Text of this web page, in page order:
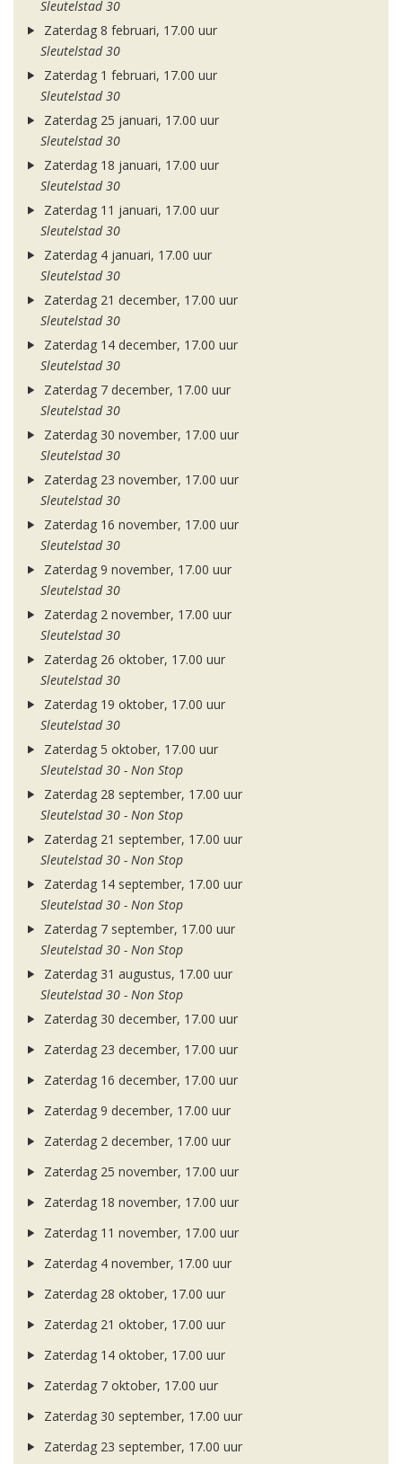
Sleutelstad 30
Zaterdag 8 februari, 17.00 uur
Sleutelstad 30
Zaterdag 1 februari, 17.00 uur
Sleutelstad 30
Zaterdag 25 januari, 17.00 uur
Sleutelstad 30
Zaterdag 18 januari, 17.00 uur
Sleutelstad 30
Zaterdag 11 januari, 17.00 uur
Sleutelstad 30
Zaterdag 4 januari, 17.00 uur
Sleutelstad 30
Zaterdag 21 december, 17.00 uur
Sleutelstad 30
Zaterdag 14 december, 17.00 uur
Sleutelstad 30
Zaterdag 7 december, 17.00 uur
Sleutelstad 30
Zaterdag 30 november, 17.00 uur
Sleutelstad 30
Zaterdag 23 november, 17.00 uur
Sleutelstad 30
Zaterdag 16 november, 17.00 uur
Sleutelstad 30
Zaterdag 9 november, 17.00 uur
Sleutelstad 30
Zaterdag 2 november, 17.00 uur
Sleutelstad 30
Zaterdag 26 oktober, 17.00 uur
Sleutelstad 30
Zaterdag 19 oktober, 17.00 uur
Sleutelstad 30
Zaterdag 5 oktober, 17.00 uur
Sleutelstad 30 - Non Stop
Zaterdag 28 september, 17.00 uur
Sleutelstad 30 - Non Stop
Zaterdag 21 september, 17.00 uur
Sleutelstad 30 - Non Stop
Zaterdag 14 september, 17.00 uur
Sleutelstad 30 - Non Stop
Zaterdag 7 september, 17.00 uur
Sleutelstad 30 - Non Stop
Zaterdag 31 augustus, 17.00 uur
Sleutelstad 30 - Non Stop
Zaterdag 30 december, 17.00 uur
Zaterdag 23 december, 17.00 uur
Zaterdag 16 december, 17.00 uur
Zaterdag 9 december, 17.00 uur
Zaterdag 2 december, 17.00 uur
Zaterdag 25 november, 17.00 uur
Zaterdag 18 november, 17.00 uur
Zaterdag 11 november, 17.00 uur
Zaterdag 4 november, 17.00 uur
Zaterdag 28 oktober, 17.00 uur
Zaterdag 21 oktober, 17.00 uur
Zaterdag 14 oktober, 17.00 uur
Zaterdag 7 oktober, 17.00 uur
Zaterdag 30 september, 17.00 uur
Zaterdag 23 september, 17.00 uur